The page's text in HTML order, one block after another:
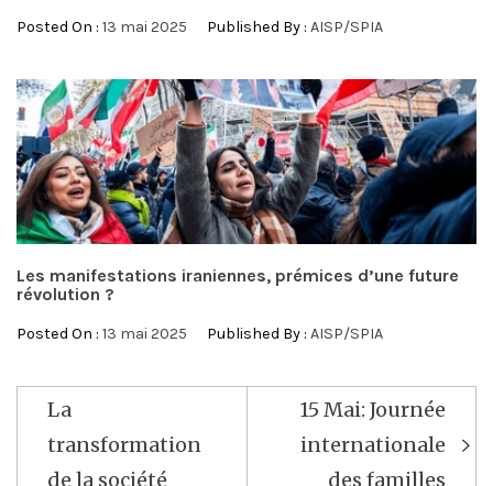
Posted On : 13 mai 2025 Published By : AISP/SPIA
Les manifestations iraniennes, prémices d’une future
révolution ?
Posted On : 13 mai 2025 Published By : AISP/SPIA
Navigation
de
l’article
La
transformation
de la société
15 Mai: Journée
internationale
des familles